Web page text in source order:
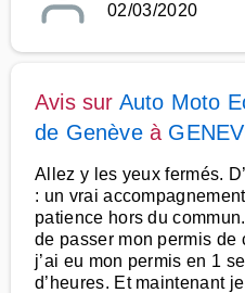
02/03/2020
Avis sur Auto Moto
de Genèveà
Allez y les yeux fermés.
: un vrai
patience hors du
de passer mon permis de
j’ai eu mon permis en 1
d’heures. Et maintenant